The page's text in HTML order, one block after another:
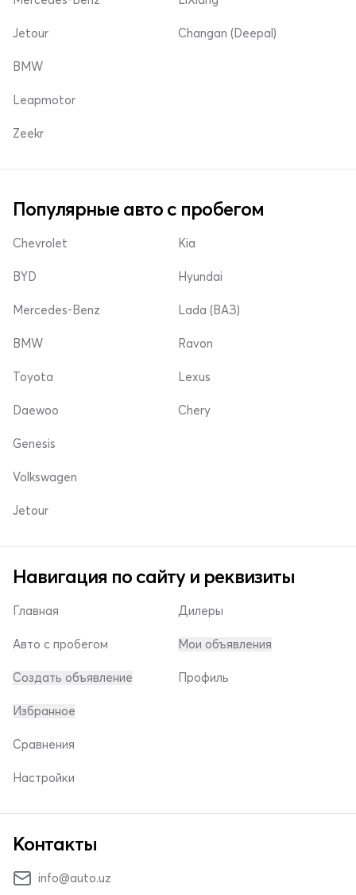
Jetour Changan (Deepal)
BMW
Leapmotor
Zeekr
Популярные авто с пробегом
Chevrolet
BYD
Mercedes-Benz
Kia
Hyundai
Lada (ВАЗ)
BMW
Toyota
Daewoo
Ravon
Lexus
Chery
Genesis
Volkswagen
Jetour
Навигация по сайту и реквизиты
Главная
Авто с пробегом
Создать объявление
Дилеры
Мои объявления
Профиль
Избранное
Сравнения
Настройки
Контакты
info@auto.uz